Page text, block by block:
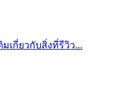
มเกี่ยวกับสิ่งที่รีวิว...